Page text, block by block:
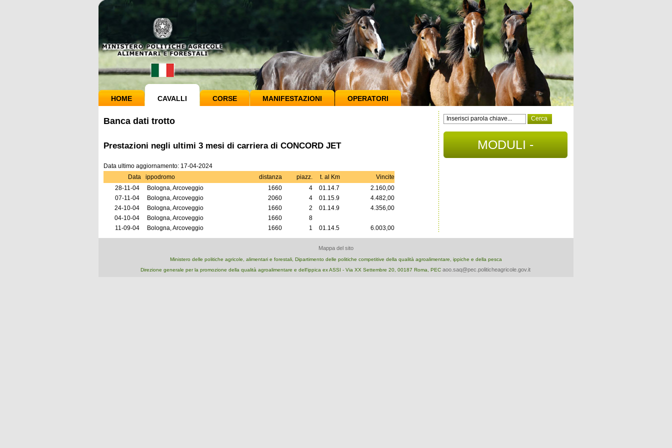
HOME CAVALLI CORSE MANIFESTAZIONI OPERATORI
Banca dati trotto
Prestazioni negli ultimi 3 mesi di carriera di CONCORD JET
Data ultimo aggiornamento: 17-04-2024
Data
ippodromo distanza piazz. t. al Km
Vincite
28-11-04
Bologna, Arcoveggio 1660 4 01.14.7
2.160,00
07-11-04
Bologna, Arcoveggio 2060 4 01.15.9
4.482,00
24-10-04
Bologna, Arcoveggio 1660 2 01.14.9
4.356,00
04-10-04
Bologna, Arcoveggio 1660
8
11-09-04
Bologna, Arcoveggio 1660 1 01.14.5 6.003,00
MODULI -
Mappa del sito
Ministero delle politiche agricole, alimentari e forestali, Dipartimento delle politiche competitive della qualità agroalimentare, ippiche e della pesca
Direzione generale per la promozione della qualità agroalimentare e dell'ippica ex ASSI - Via XX Settembre 20, 00187 Roma, PEC aoo.saq@pec.politicheagricole.gov.it